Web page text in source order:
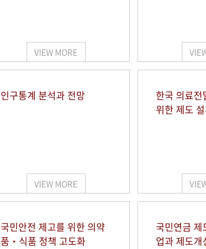
VIEW MORE
인구통계 분석과 전망
VIEW MORE
한국 의료전
위한 제도
국민안전 제고를 위한 의약
품‧식품 정책 고도화
국민연금 제
업과 제도개